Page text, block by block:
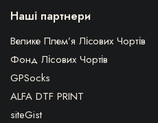
Наші партнери
Велике Плем’я Лісових Чортів
Фонд Лісових Чортів
GPSocks
ALFA DTF PRINT
siteGist